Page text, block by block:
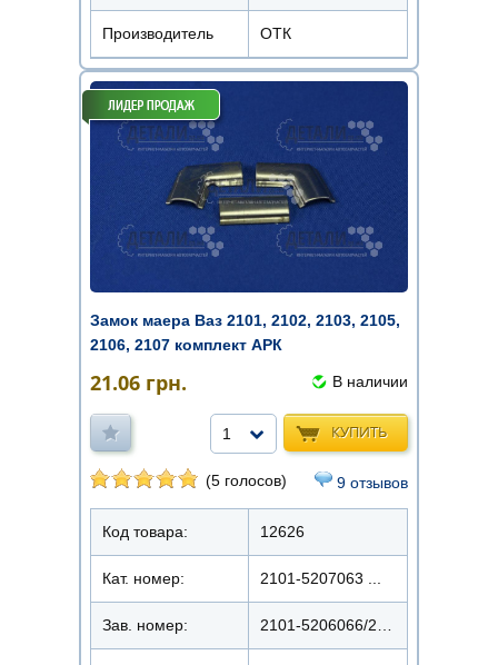
Производитель ОТК
Замок маера Ваз 2101, 2102, 2103, 2105,
2106, 2107 комплект АРК
21.06 грн. В наличии
КУПИТЬ
1
(5 голосов) 9 отзывов
Код товара: 12626
Кат. номер: 2101-5207063 ...
Зав. номер: 2101-5206066/2101-5207063